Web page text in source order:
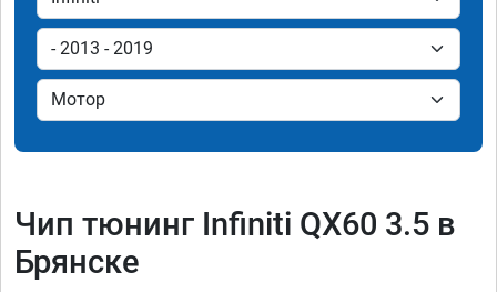
Чип тюнинг Infiniti QX60 3.5 в
Брянске